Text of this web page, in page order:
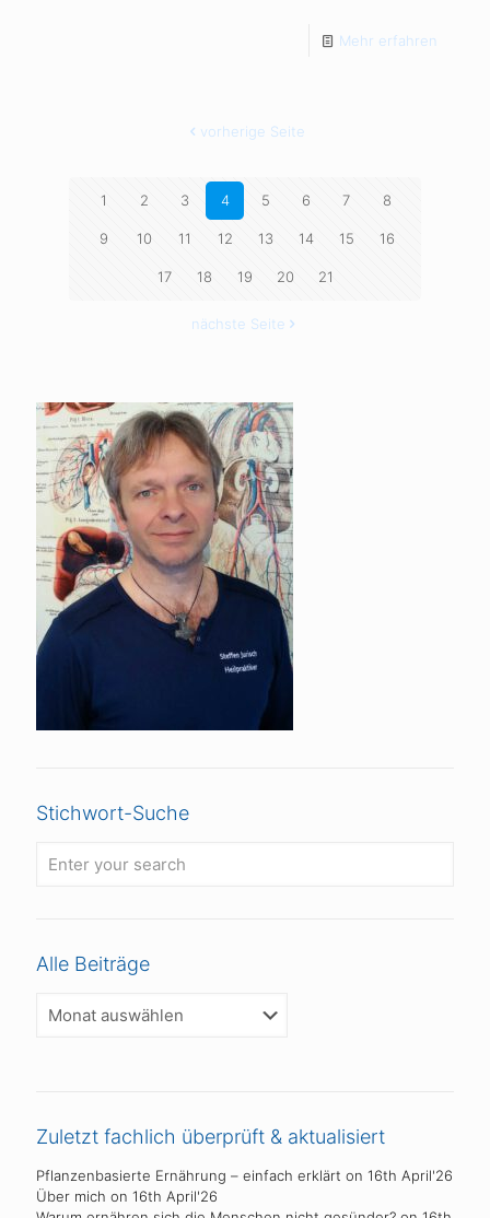
Mehr erfahren
vorherige Seite
1 2 3 4 5 6 7 8
9 10 11 12 13 14 15 16
17 18 19 20 21
nächste Seite
Stichwort-Suche
Alle Beiträge
Beiträge
Zuletzt fachlich überprüft & aktualisiert
Pflanzenbasierte Ernährung – einfach erklärt on 16th April'26
Über mich on 16th April'26